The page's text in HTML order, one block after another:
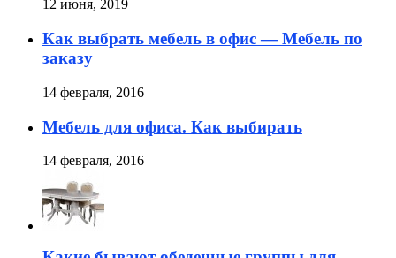
12 июня, 2019
Как выбрать мебель в офис — Мебель по
заказу
14 февраля, 2016
Мебель для офиса. Как выбирать
14 февраля, 2016